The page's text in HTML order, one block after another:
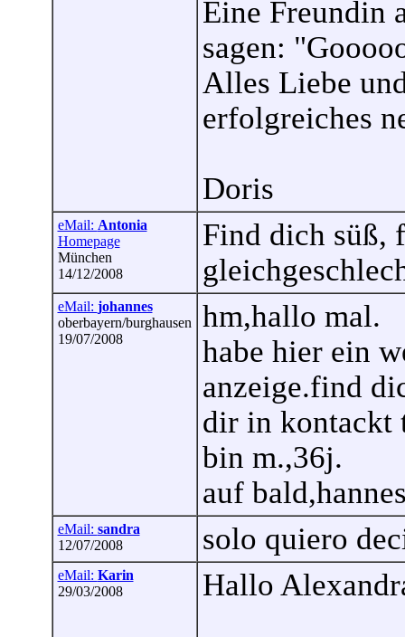
Eine Freundin
sagen:
Alles Liebe
erfolgreiches
Doris
eMail: Antonia
Homepage
München
14/12/2008
Find dich süß,
eMail: johannes
oberbayern/burghausen
19/07/2008
hm,hallo mal.
habe hier ein
anzeige.find
dir in kontackt
bin m.,36j.
auf
eMail: sandra
12/07/2008
solo quiero
eMail: Karin
29/03/2008
Hallo